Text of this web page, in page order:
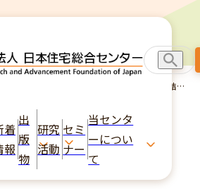
着
報
出
版
物
研究
活動
セミ
ナー
当センタ
ーについ
て
定期借地権事例調査（2013年度 前期)｣の調査結果